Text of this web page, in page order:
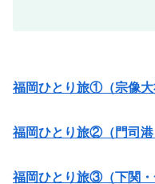
福岡ひとり旅①（宗像大
福岡ひとり旅②（門司港
福岡ひとり旅③（下関